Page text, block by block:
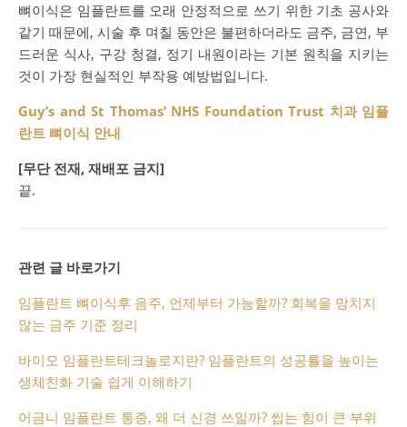
뼈이식은 임플란트를 오래 안정적으로 쓰기 위한 기초 공사와
같기 때문에, 시술 후 며칠 동안은 불편하더라도 금주, 금연, 부
드러운 식사, 구강 청결, 정기 내원이라는 기본 원칙을 지키는
것이 가장 현실적인 부작용 예방법입니다.
Guy’s and St Thomas’ NHS Foundation Trust 치과 임플
란트 뼈이식 안내
[무단 전재, 재배포 금지]
끝.
관련 글 바로가기
임플란트 뼈이식후 음주, 언제부터 가능할까? 회복을 망치지
않는 금주 기준 정리
바이오 임플란트테크놀로지란? 임플란트의 성공률을 높이는
생체친화 기술 쉽게 이해하기
어금니 임플란트 통증, 왜 더 신경 쓰일까? 씹는 힘이 큰 부위